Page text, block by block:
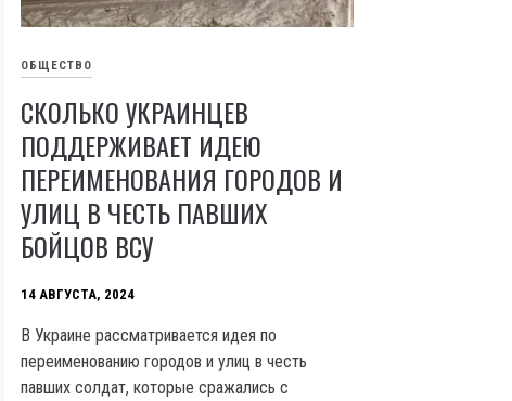
ОБЩЕСТВО
СКОЛЬКО УКРАИНЦЕВ
ПОДДЕРЖИВАЕТ ИДЕЮ
ПЕРЕИМЕНОВАНИЯ ГОРОДОВ И
УЛИЦ В ЧЕСТЬ ПАВШИХ
БОЙЦОВ ВСУ
14 АВГУСТА, 2024
В Украине рассматривается идея по
переименованию городов и улиц в честь
павших солдат, которые сражались с